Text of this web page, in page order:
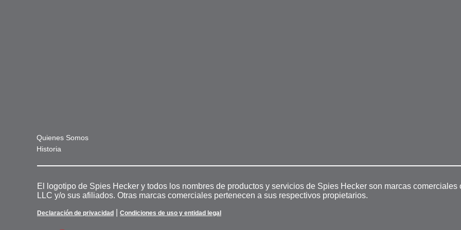
Quienes Somos
Historia
El logotipo de Spies Hecker y todos los nombres de productos y servicios de Spies Hecker son marcas
LLC y/o sus afiliados. Otras marcas comerciales pertenecen a sus respectivos propietarios.
Declaración de privacidad Condiciones de uso y entidad legal